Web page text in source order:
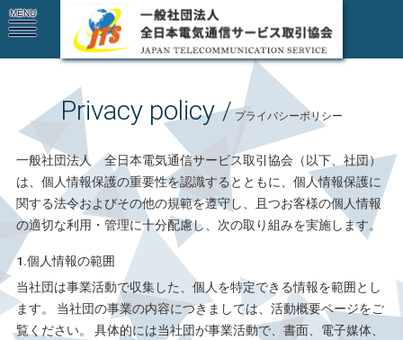
Privacy policy / プライバシーポリシー
一般社団法人 全日本電気通信サービス取引協会（以下、社団）
は、個人情報保護の重要性を認識するとともに、個人情報保護に
関する法令およびその他の規範を遵守し、且つお客様の個人情報
の適切な利用・管理に十分配慮し、次の取り組みを実施します。
1.個人情報の範囲
当社団は事業活動で収集した、個人を特定できる情報を範囲とし
ます。 当社団の事業の内容につきましては、活動概要ページをご
覧ください。 具体的には当社団が事業活動で、書面、電子媒体、